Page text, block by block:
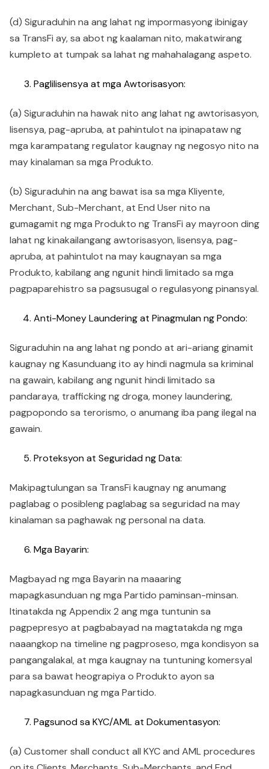
(d) Siguraduhin na ang lahat ng impormasyong ibinigay
sa TransFi ay, sa abot ng kaalaman nito, makatwirang
kumpleto at tumpak sa lahat ng mahahalagang aspeto.
Paglilisensya at mga Awtorisasyon:
(a) Siguraduhin na hawak nito ang lahat ng awtorisasyon,
lisensya, pag-apruba, at pahintulot na ipinapataw ng
mga karampatang regulator kaugnay ng negosyo nito na
may kinalaman sa mga Produkto.
(b) Siguraduhin na ang bawat isa sa mga Kliyente,
Merchant, Sub-Merchant, at End User nito na
gumagamit ng mga Produkto ng TransFi ay mayroon ding
lahat ng kinakailangang awtorisasyon, lisensya, pag-
apruba, at pahintulot na may kaugnayan sa mga
Produkto, kabilang ang ngunit hindi limitado sa mga
pagpaparehistro sa pagsusugal o regulasyong pinansyal.
Anti-Money Laundering at Pinagmulan ng Pondo:
Siguraduhin na ang lahat ng pondo at ari-ariang ginamit
kaugnay ng Kasunduang ito ay hindi nagmula sa kriminal
na gawain, kabilang ang ngunit hindi limitado sa
pandaraya, trafficking ng droga, money laundering,
pagpopondo sa terorismo, o anumang iba pang ilegal na
gawain.
Proteksyon at Seguridad ng Data:
Makipagtulungan sa TransFi kaugnay ng anumang
paglabag o posibleng paglabag sa seguridad na may
kinalaman sa paghawak ng personal na data.
Mga Bayarin:
Magbayad ng mga Bayarin na maaaring
mapagkasunduan ng mga Partido paminsan-minsan.
Itinatakda ng Appendix 2 ang mga tuntunin sa
pagpepresyo at pagbabayad na magtatakda ng mga
naaangkop na timeline ng pagproseso, mga kondisyon sa
pangangalakal, at mga kaugnay na tuntuning komersyal
para sa bawat heograpiya o Produkto ayon sa
napagkasunduan ng mga Partido.
Pagsunod sa KYC/AML at Dokumentasyon:
(a) Customer shall conduct all KYC and AML procedures